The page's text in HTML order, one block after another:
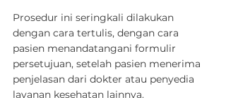
Prosedur ini seringkali dilakukan
dengan cara tertulis, dengan cara
pasien menandatangani formulir
persetujuan, setelah pasien menerima
penjelasan dari dokter atau penyedia
layanan kesehatan lainnya.